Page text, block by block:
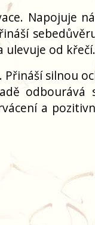
Napojuje
ulevuje od křečí.
silnou
odbourává
a